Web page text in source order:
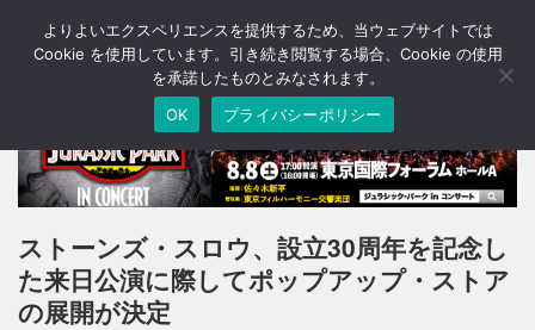
T
o
n
a
v
i
g
a
ストーンズ・スロウ、設立30周年を記念し
た来日公演に際してポップアップ・ストア
の展開が決定
よりよいエクスペリエンスを提供するため、当ウェブサイトでは
Cookie を使用しています。引き続き閲覧する場合、Cookie の使用
を承諾したものとみなされます。
OK
プライバシーポリシー